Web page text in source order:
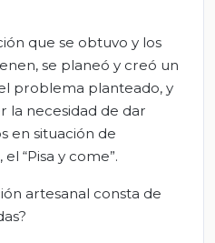
que se obtuvo y los
se planeó y creó un
problema planteado, y
la necesidad de dar
en situación de
“Pisa y come”.
artesanal consta de